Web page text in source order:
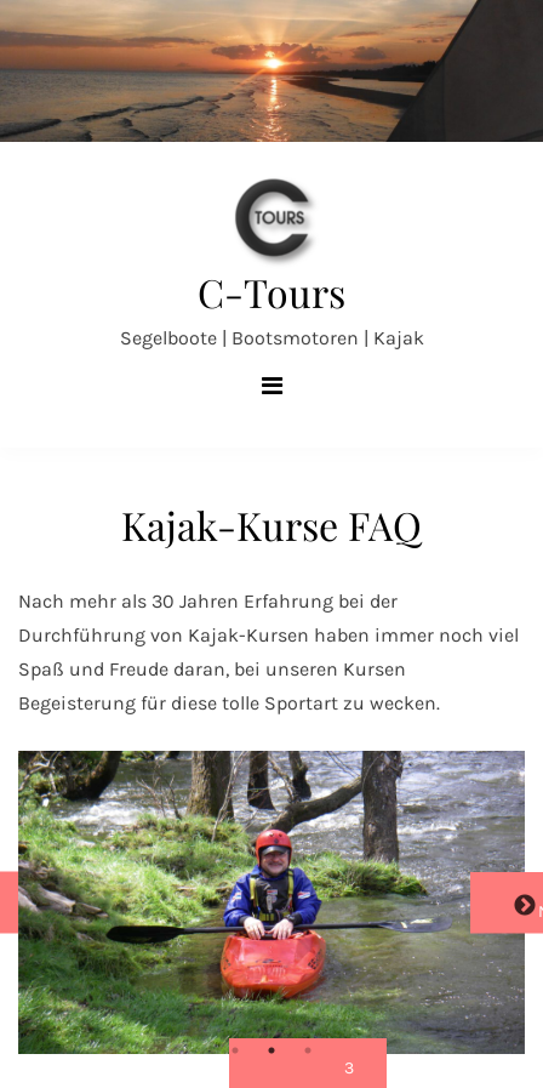
to
content
C-Tours
Segelboote | Bootsmotoren | Kajak
Kajak-Kurse FAQ
Nach mehr als 30 Jahren Erfahrung bei der
Durchführung von Kajak-Kursen haben immer noch viel
Spaß und Freude daran, bei unseren Kursen
Begeisterung für diese tolle Sportart zu wecken.
PREVIOUS
3